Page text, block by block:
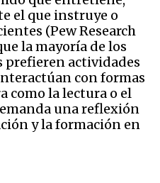
el que instruye o
(Pew Research
la mayoría de los
prefieren actividades
con formas
como la lectura o el
una reflexión
y la formación en